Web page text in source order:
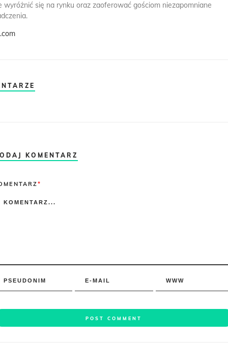
wyróżnić się na rynku oraz zaoferować gościom niezapomniane
KOMENTARZ
*